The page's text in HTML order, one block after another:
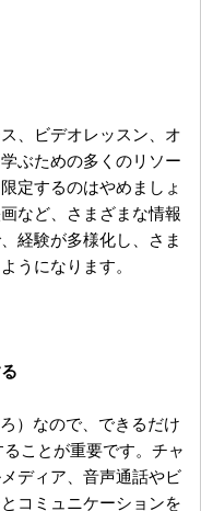
、ビデオレッスン、オ
ぶための多くのリソー
定するのはやめましょ
など、さまざまな情報
経験が多様化し、さま
うになります。
）なので、できるだけ
ことが重要です。チャ
ディア、音声通話やビ
コミュニケーションを